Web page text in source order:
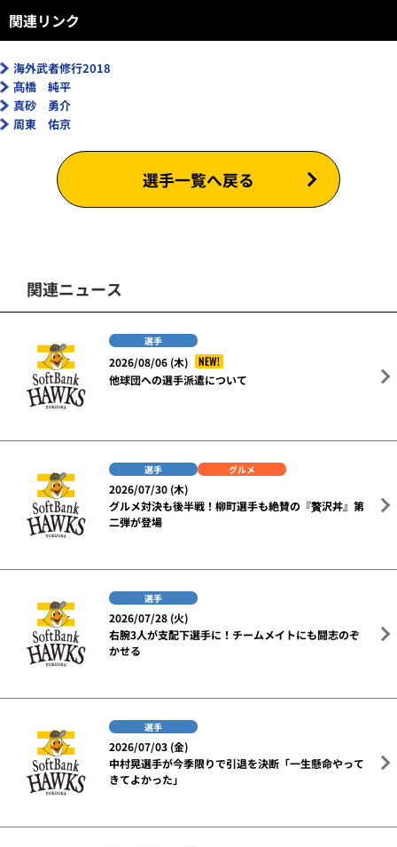
関連リンク
海外武者修行2018
髙橋 純平
真砂 勇介
周東 佑京
選手一覧へ戻る
関連ニュース
選手
2026/08/06 (木)
NEW!
他球団への選手派遣について
選手 グルメ
2026/07/30 (木)
グルメ対決も後半戦！柳町選手も絶賛の『贅沢丼』第
二弾が登場
選手
2026/07/28 (火)
右腕3人が支配下選手に！チームメイトにも闘志のぞ
かせる
選手
2026/07/03 (金)
中村晃選手が今季限りで引退を決断「一生懸命やって
きてよかった」